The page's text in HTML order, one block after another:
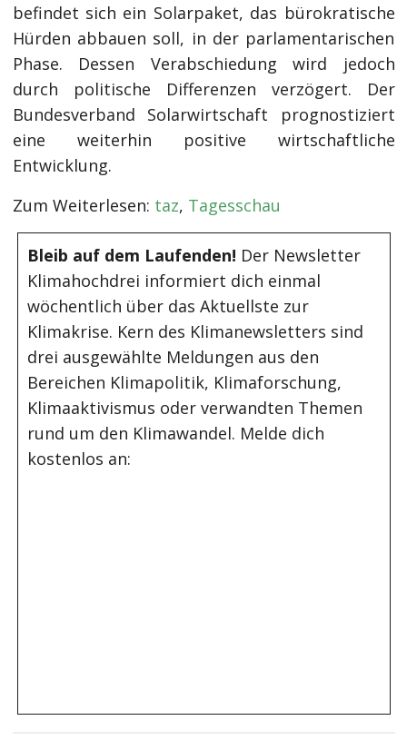
befindet sich ein Solarpaket, das bürokratische
Hürden abbauen soll, in der parlamentarischen
Phase. Dessen Verabschiedung wird jedoch
durch politische Differenzen verzögert. Der
Bundesverband Solarwirtschaft prognostiziert
eine weiterhin positive wirtschaftliche
Entwicklung.
Zum Weiterlesen: taz, Tagesschau
Bleib auf dem Laufenden! Der Newsletter
Klimahochdrei informiert dich einmal
wöchentlich über das Aktuellste zur
Klimakrise. Kern des Klimanewsletters sind
drei ausgewählte Meldungen aus den
Bereichen Klimapolitik, Klimaforschung,
Klimaaktivismus oder verwandten Themen
rund um den Klimawandel. Melde dich
kostenlos an: